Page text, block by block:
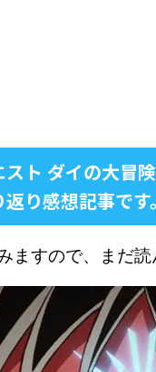
ト ダイの大冒
り感想記事です。
すので、まだ読